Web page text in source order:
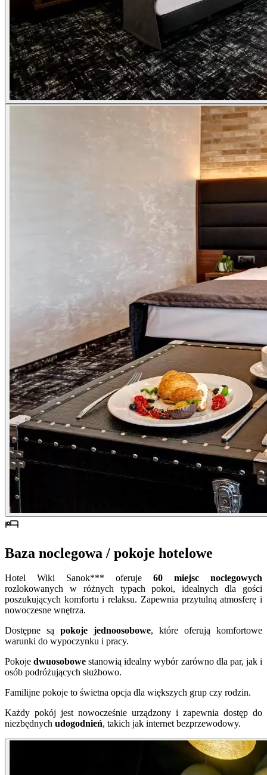
Baza noclegowa / pokoje hotelowe
Hotel Wiki Sanok*** oferuje 60 miejsc noclegowych
rozlokowanych w różnych typach pokoi, idealnych dla gości
poszukujących komfortu i relaksu. Zapewnia przytulną atmosferę i
nowoczesne wnętrza.
Dostępne są pokoje jednoosobowe, które oferują komfortowe
warunki do wypoczynku i pracy.
Pokojedwuosobowe stanowią idealny wybór zarówno dla par, jak i
osób podróżujących służbowo.
Familijne pokoje to świetna opcja dla większych grup czy rodzin.
Każdy pokój jest nowocześnie urządzony i zapewnia dostęp do
niezbędnych udogodnień, takich jak internet bezprzewodowy.